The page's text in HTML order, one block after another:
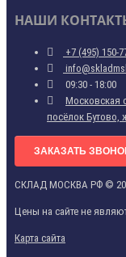
НАШИ
+7 (495) 150-
09:30 - 18:00
Московская
посёлок Бутово,
ЗАКАЗАТЬ
СКЛАД МОСКВА РФ ©
Цены на сайте не
Карта сайта